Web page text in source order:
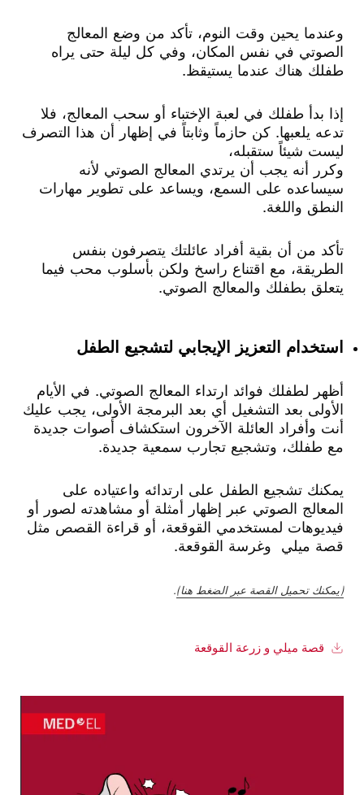
وعندما يحين وقت النوم، تأكد من وضع المعالج
الصوتي في نفس المكان، وفي كل ليلة حتى يراه
طفلك هناك عندما يستيقظ.
إذا بدأ طفلك في لعبة الإختباء أو سحب المعالج، فلا
تدعه يلعبها. كن حازماً وثابتاً في إظهار أن هذا التصرف
ليست شيئاً ستقبله،
وكرر أنه يجب أن يرتدي المعالج الصوتي لأنه
سيساعده على السمع، ويساعد على تطوير مهارات
النطق واللغة.
تأكد من أن بقية أفراد عائلتك يتصرفون بنفس
الطريقة، مع اقتناع راسخ ولكن بأسلوب محب فيما
يتعلق بطفلك والمعالج الصوتي.
استخدام التعزيز الإيجابي لتشجيع الطفل
أظهر لطفلك فوائد ارتداء المعالج الصوتي. في الأيام
الأولى بعد التشغيل أي بعد البرمجة الأولى، يجب عليك
أنت وأفراد العائلة الآخرون استكشاف أصوات جديدة
مع طفلك، وتشجيع تجارب سمعية جديدة.
يمكنك تشجيع الطفل على ارتدائه واعتياده على
المعالج الصوتي عبر إظهار أمثلة أو مشاهدته لصور أو
فيديوهات لمستخدمي القوقعة، أو قراءة القصص مثل
قصة ميلي وغرسة القوقعة.
(يمكنك تحميل القصة عبر الضغط هنا).
قصة ميلي و زرعة القوقعة